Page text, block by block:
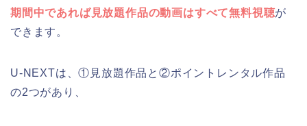
期間中であれば見放題作品の動画はすべて無料視聴が
できます。
U-NEXTは、①見放題作品と②ポイントレンタル作品
の2つがあり、